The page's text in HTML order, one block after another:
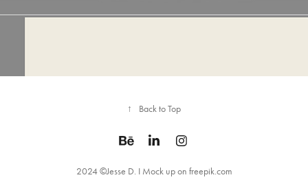
↑ Back to Top
2024 ©Jesse D. I Mock up on freepik.com